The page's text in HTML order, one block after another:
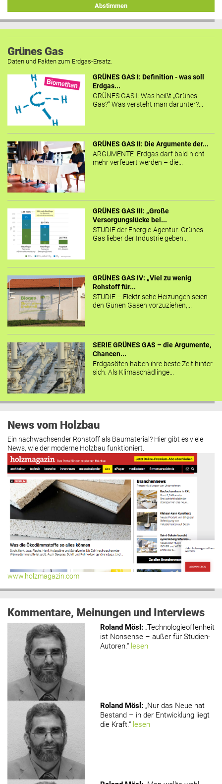
Abstimmen
Grünes Gas
Daten und Fakten zum Erdgas-Ersatz.
GRÜNES GAS I: Definition - was soll
Erdgas...
GRÜNES GAS I: Was heißt „Grünes
Gas?“ Was versteht man darunter?...
GRÜNES GAS II: Die Argumente der...
ARGUMENTE Erdgas darf bald nicht
mehr verfeuert werden – die...
GRÜNES GAS III: „Große
Versorgungslücke bei...
STUDIE der Energie-Agentur: Grünes
Gas lieber der Industrie geben...
GRÜNES GAS IV: „Viel zu wenig
Rohstoff für...
STUDIE – Elektrische Heizungen seien
den Günen Gasen vorzuziehen,...
SERIE GRÜNES GAS – die Argumente,
Chancen...
Erdgasöfen haben ihre beste Zeit hinter
sich. Als Klimaschädlinge...
News vom Holzbau
Ein nachwachsender Rohstoff als Baumaterial? Hier gibt es viele
News, wie der moderne Holzbau funktioniert.
www.holzmagazin.com
Kommentare, Meinungen und Interviews
Roland Mösl : „Technologieoffenheit
ist Nonsense – außer für Studien-
Autoren.“ lesen
Roland Mösl : „Nur das Neue hat
Bestand – in der Entwicklung liegt
die Kraft.“ lesen